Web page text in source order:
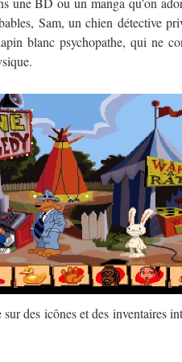
Sam, un chien détective
blanc psychopathe, qui ne
sur des icônes et des inventaires